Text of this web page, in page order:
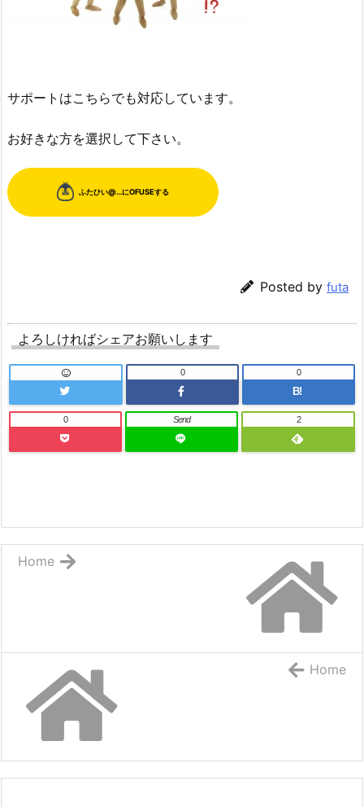
サポートはこちらでも対応しています。
お好きな方を選択して下さい。
Posted by futa
よろしければシェアお願いします
0
B!
0
0 Send 2
Home
Home